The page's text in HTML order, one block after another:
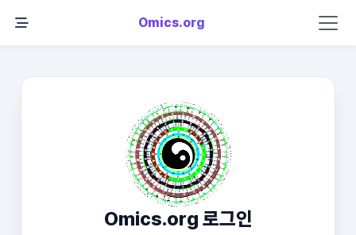
Omics.org
Omics.org 로그인